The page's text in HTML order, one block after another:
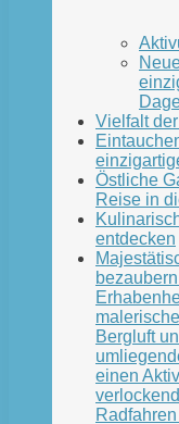
Vielfalt
Östliche
Reise in
entdecken
Bergluft
einen